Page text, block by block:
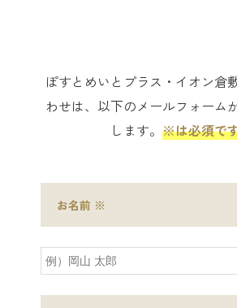
ぽすとめいとプラス・イオン倉
わせは、以下のメールフォーム
します。 ※は必須で
お名前 ※